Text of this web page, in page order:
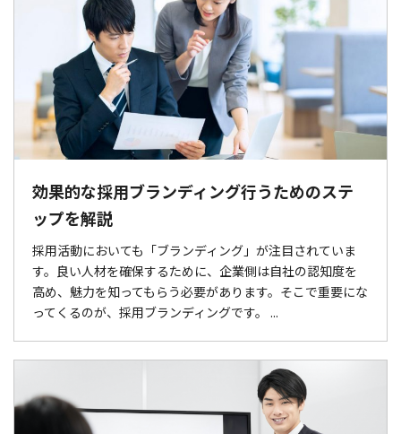
効果的な採用ブランディング行うためのステ
ップを解説
採用活動においても「ブランディング」が注目されていま
す。良い人材を確保するために、企業側は自社の認知度を
高め、魅力を知ってもらう必要があります。そこで重要にな
ってくるのが、採用ブランディングです。 ...